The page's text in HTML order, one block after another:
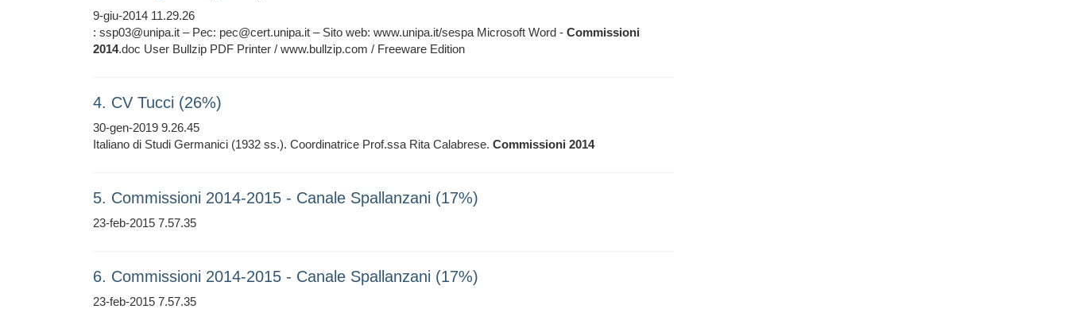
9-giu-2014 11.29.26
: ssp03@unipa.it – Pec: pec@cert.unipa.it – Sito web: www.unipa.it/sespa Microsoft Word - Commissioni
2014.doc User Bullzip PDF Printer / www.bullzip.com / Freeware Edition
4. CV Tucci (26%)
30-gen-2019 9.26.45
Italiano di Studi Germanici (1932 ss.). Coordinatrice Prof.ssa Rita Calabrese. Commissioni 2014
5. Commissioni 2014-2015 - Canale Spallanzani (17%)
23-feb-2015 7.57.35
6. Commissioni 2014-2015 - Canale Spallanzani (17%)
23-feb-2015 7.57.35